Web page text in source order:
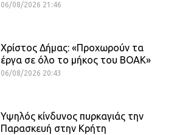
06/08/2026 21:46
Χρίστος Δήμας: «Προχωρούν τα
έργα σε όλο το μήκος του ΒΟΑΚ»
06/08/2026 20:43
Υψηλός κίνδυνος πυρκαγιάς την
Παρασκευή στην Κρήτη